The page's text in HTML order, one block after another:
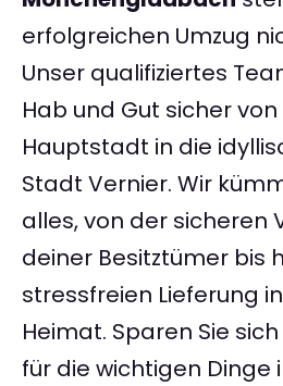
erfolgreichen Umzug
Unser qualifiziertes
Hab und Gut sicher
Hauptstadt in die
Stadt Vernier. Wir
alles, von der sicheren
deiner Besitztümer bis
stressfreien Lieferung
Heimat. Sparen Sie
für die wichtigen Dinge